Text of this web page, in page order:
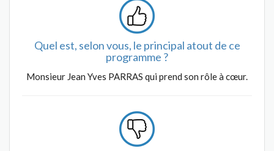
Quel est, selon vous, le principal atout de ce
programme ?
Monsieur Jean Yves PARRAS qui prend son rôle à cœur.